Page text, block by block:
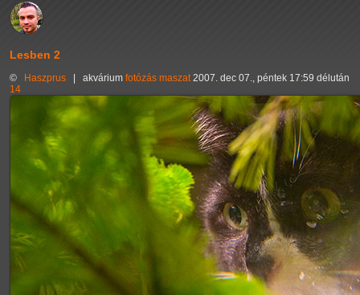
Lesben 2
© Haszprus | akvárium fotózás maszat 2007. dec 07., péntek 17:59 délután
14